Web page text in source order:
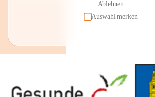
Ablehnen
Auswahl merken